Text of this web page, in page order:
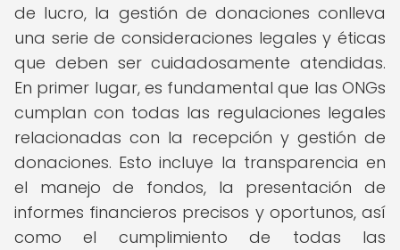
de lucro, la gestión de donaciones conlleva
una serie de consideraciones legales y éticas
que deben ser cuidadosamente atendidas.
En primer lugar, es fundamental que las ONGs
cumplan con todas las regulaciones legales
relacionadas con la recepción y gestión de
donaciones. Esto incluye la transparencia en
el manejo de fondos, la presentación de
informes financieros precisos y oportunos, así
como el cumplimiento de todas las